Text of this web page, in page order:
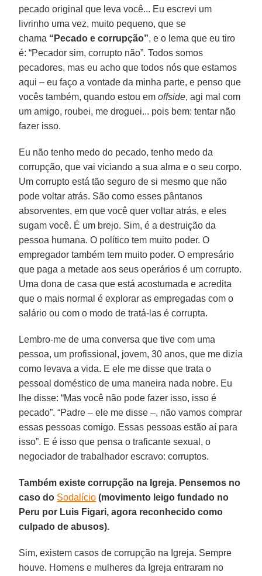
pecado original que leva você... Eu escrevi um
livrinho uma vez, muito pequeno, que se
chama “Pecado e corrupção”, e o lema que eu tiro
é: “Pecador sim, corrupto não”. Todos somos
pecadores, mas eu acho que todos nós que estamos
aqui – eu faço a vontade da minha parte, e penso que
vocês também, quando estou emoffside, agi mal com
um amigo, roubei, me droguei... pois bem: tentar não
fazer isso.
Eu não tenho medo do pecado, tenho medo da
corrupção, que vai viciando a sua alma e o seu corpo.
Um corrupto está tão seguro de si mesmo que não
pode voltar atrás. São como esses pântanos
absorventes, em que você quer voltar atrás, e eles
sugam você. É um brejo. Sim, é a destruição da
pessoa humana. O político tem muito poder. O
empregador também tem muito poder. O empresário
que paga a metade aos seus operários é um corrupto.
Uma dona de casa que está acostumada e acredita
que o mais normal é explorar as empregadas com o
salário ou com o modo de tratá-las é corrupta.
Lembro-me de uma conversa que tive com uma
pessoa, um profissional, jovem, 30 anos, que me dizia
como levava a vida. E ele me disse que trata o
pessoal doméstico de uma maneira nada nobre. Eu
lhe disse: “Mas você não pode fazer isso, isso é
pecado”. “Padre – ele me disse –, não vamos comprar
essas pessoas comigo. Essas pessoas estão aí para
isso”. E é isso que pensa o traficante sexual, o
negociador de trabalhador escravo: corruptos.
Também existe corrupção na Igreja. Pensemos no
caso do Sodalício (movimento leigo fundado no
Peru por Luis Figari, agora reconhecido como
culpado de abusos).
Sim, existem casos de corrupção na Igreja. Sempre
houve. Homens e mulheres da Igreja entraram no